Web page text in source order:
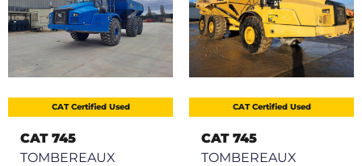
CAT Certified Used
CAT 745
TOMBEREAUX
CAT Certified Used
CAT 745
TOMBEREAUX